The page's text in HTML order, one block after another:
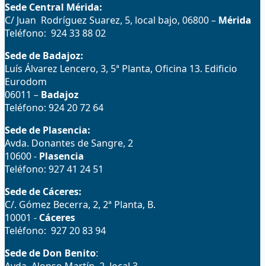
Sede Central Mérida:
C/ Juan Rodríguez Suarez, 5, local bajo, 06800 – Mérida
Teléfono: 924 33 88 02
Sede de Badajoz:
Luís Álvarez Lencero, 3, 5ª Planta, Oficina 13. Edificio
Eurodom
06011 – Badajoz
Teléfono: 924 20 72 64
Sede de Plasencia:
Avda. Donantes de Sangre, 2
10600 - Plasencia
Teléfono: 927 41 24 51
Sede de Cáceres:
C/. Gómez Becerra, 2, 2ª Planta, B.
10001 - Cáceres
Teléfono: 927 20 83 94
Sede de Don Benito: